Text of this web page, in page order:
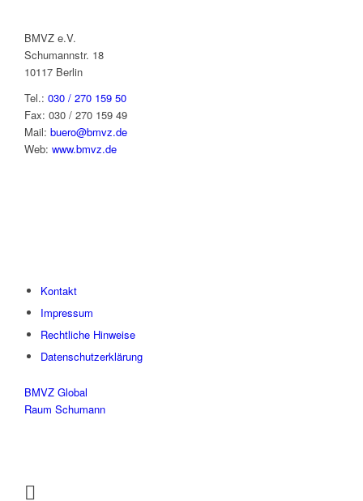
BMVZ e.V.
Schumannstr. 18
10117 Berlin
Tel.: 030 / 270 159 50
Fax: 030 / 270 159 49
Mail: buero@bmvz.de
Web: www.bmvz.de
Kontakt
Impressum
Rechtliche Hinweise
Datenschutzerklärung
BMVZ Global
Raum Schumann